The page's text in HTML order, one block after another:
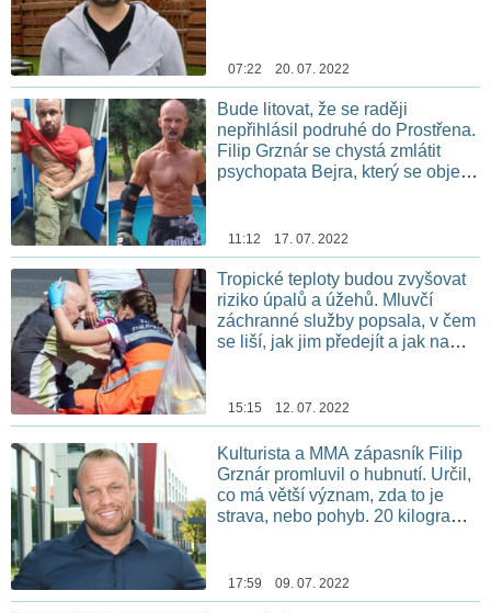
07:22 20. 07. 2022
Bude litovat, že se raději
nepřihlásil podruhé do Prostřena.
Filip Grznár se chystá zmlátit
psychopata Bejra, který se objevil
11:12 17. 07. 2022
Tropické teploty budou zvyšovat
riziko úpalů a úžehů. Mluvčí
záchranné služby popsala, v čem
se liší, jak jim předejít a jak na
15:15 12. 07. 2022
Kulturista a MMA zápasník Filip
Grznár promluvil o hubnutí. Určil,
co má větší význam, zda to je
strava, nebo pohyb. 20 kilogramů
17:59 09. 07. 2022